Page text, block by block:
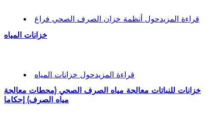
قراءة المزيدحول أنظمة خزان الصرف الصحي فراغ
خزانات المياه
قراءة المزيدحول خزانات المياه
خزانات للنباتات معالجة مياه الصرف الصحي (محطات معالجة
مياه الصرف) إحكاما